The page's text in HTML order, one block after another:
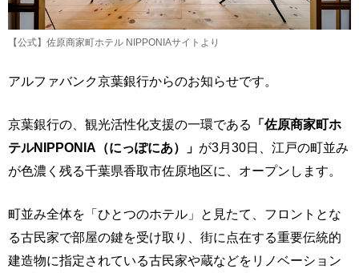
【公式】佐原商家町ホテル NIPPONIAサイトより
アルファバンク京葉銀行からのお知らせです。
京葉銀行の、観光活性化支援の一環である
「佐原商家町ホ
テルNIPPONIA（にっぽにあ）」 が3月30日、江戸の町並み
が色濃く残る千葉県香取市佐原地区に、オープンします。
町並み全体を「ひとつのホテル」と見たて、フロントとな
る古民家で部屋の鍵を受け取り、街に点在する重要伝統的
建造物に指定されている古民家や蔵などをリノベーション